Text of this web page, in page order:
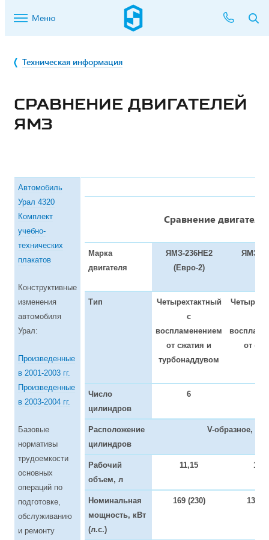
Меню
Техническая информация
CРАВНЕНИЕ ДВИГАТЕЛЕЙ
ЯМЗ
Автомобиль
Урал 4320
Комплект
учебно-
технических
плакатов
Конструктивные
изменения
автомобиля
Урал:
Произведенные
в 2001-2003 гг.
Произведенные
в 2003-2004 гг.
Базовые
нормативы
трудоемкости
основных
операций по
подготовке,
обслуживанию
и ремонту
Cравнение
Марка
двигателя
ЯМЗ-236НЕ2
(Евро-2)
ЯМЗ-
Тип
Четырехтактный
с
воспламенением
от сжатия и
турбонаддувом
от
Число
цилиндров
6
Расположение
цилиндров
V-образное,
Рабочий
объем, л
11,15
Номинальная
мощность, кВт
(л.с.)
169 (230) 132